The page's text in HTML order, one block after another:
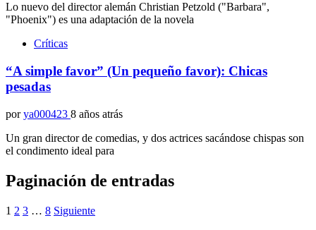
Lo nuevo del director alemán Christian Petzold ("Barbara",
"Phoenix") es una adaptación de la novela
Críticas
“A simple favor” (Un pequeño favor): Chicas
pesadas
por ya000423 8 años atrás
Un gran director de comedias, y dos actrices sacándose chispas son
el condimento ideal para
Paginación de entradas
1 2 3 … 8 Siguiente